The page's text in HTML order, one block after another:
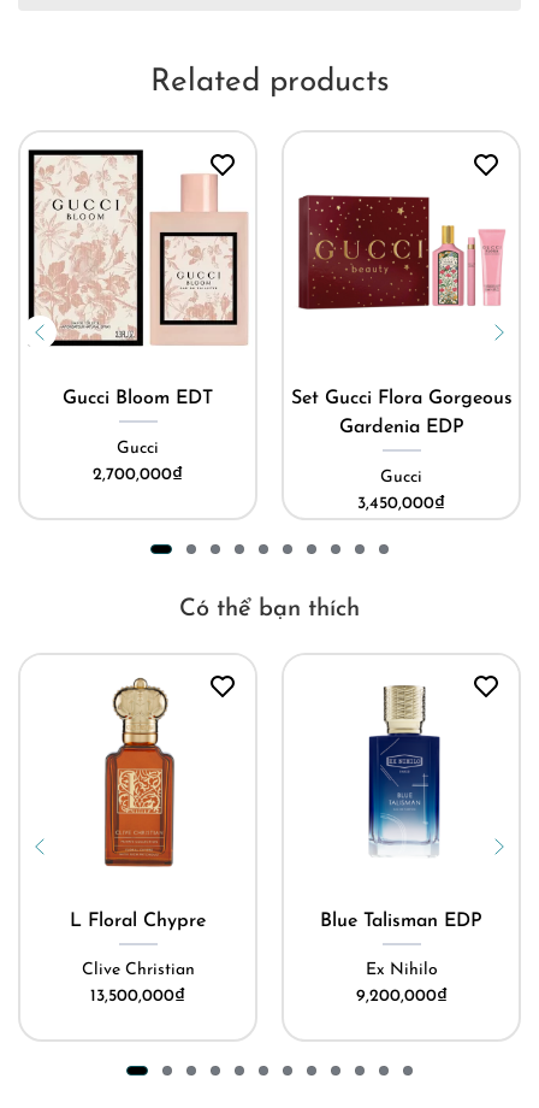
Related products
Gucci Bloom EDT
Gucci
2,700,000₫
Set Gucci Flora Gorgeous
Gardenia EDP
Gucci
3,450,000₫
Có thể bạn thích
L Floral Chypre
Clive Christian
13,500,000₫
Blue Talisman EDP
Ex Nihilo
9,200,000₫